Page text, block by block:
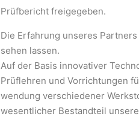
Prüfbericht freigegeben.
Die Erfahrung unseres
sehen lassen.
Auf der Basis innovativer
Prüflehren und Vorrichtungen
wendung verschiedener
wesentlicher Bestandteil